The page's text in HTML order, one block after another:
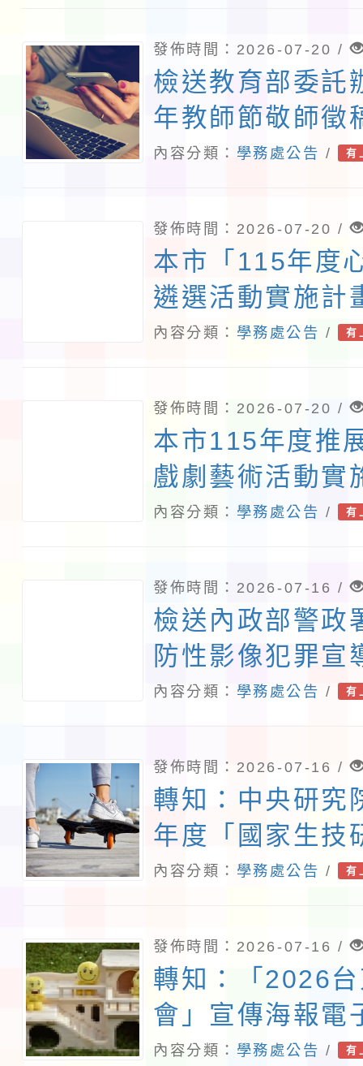
參加
發佈時間：2026-07-20 /
檢送教育部委託
年教師節敬師徵
法及海報各1份
內容分類： 學務處公告 / 有
發佈時間：2026-07-20 /
本市「115年度
遴選活動實施計
內容分類： 學務處公告 / 有
發佈時間：2026-07-20 /
本市115年度推
戲劇藝術活動實
內容分類： 學務處公告 / 有
發佈時間：2026-07-16 /
檢送內政部警政
防性影像犯罪宣
份，請貴校加強
內容分類： 學務處公告 / 有
發佈時間：2026-07-16 /
轉知：中央研究
年度「國家生技
境教育中心環境
內容分類： 學務處公告 / 有
發佈時間：2026-07-16 /
轉知：「2026
會」宣傳海報電
介紹
內容分類： 學務處公告 / 有